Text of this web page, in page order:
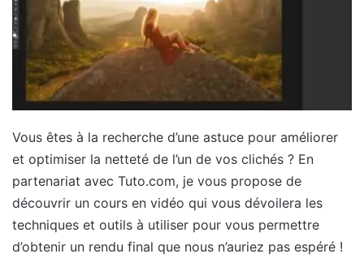
Vous êtes à la recherche d’une astuce pour améliorer
et optimiser la netteté de l’un de vos clichés ? En
partenariat avec Tuto.com, je vous propose de
découvrir un cours en vidéo qui vous dévoilera les
techniques et outils à utiliser pour vous permettre
d’obtenir un rendu final que nous n’auriez pas espéré !